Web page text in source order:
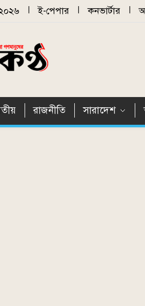
ই-পেপার কনভার্টার
রাজনীতি সারাদেশ